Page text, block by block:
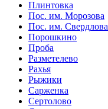
Плинтовка
Пос. им. Морозова
Пос. им. Свердлова
Порошкино
Проба
Разметелево
Рахья
Рыжики
Сарженка
Сертолово